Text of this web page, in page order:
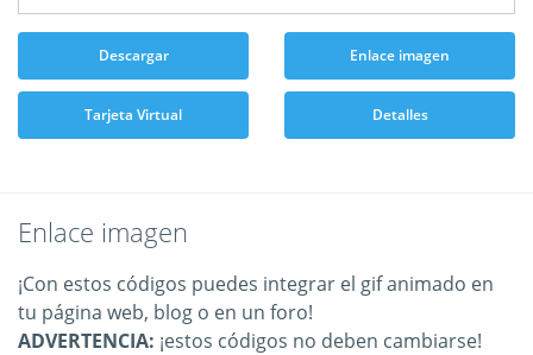
Descargar Enlace imagen
Tarjeta Virtual Detalles
Enlace imagen
¡Con estos códigos puedes integrar el gif animado en
tu página web, blog o en un foro!
ADVERTENCIA: ¡estos códigos no deben cambiarse!